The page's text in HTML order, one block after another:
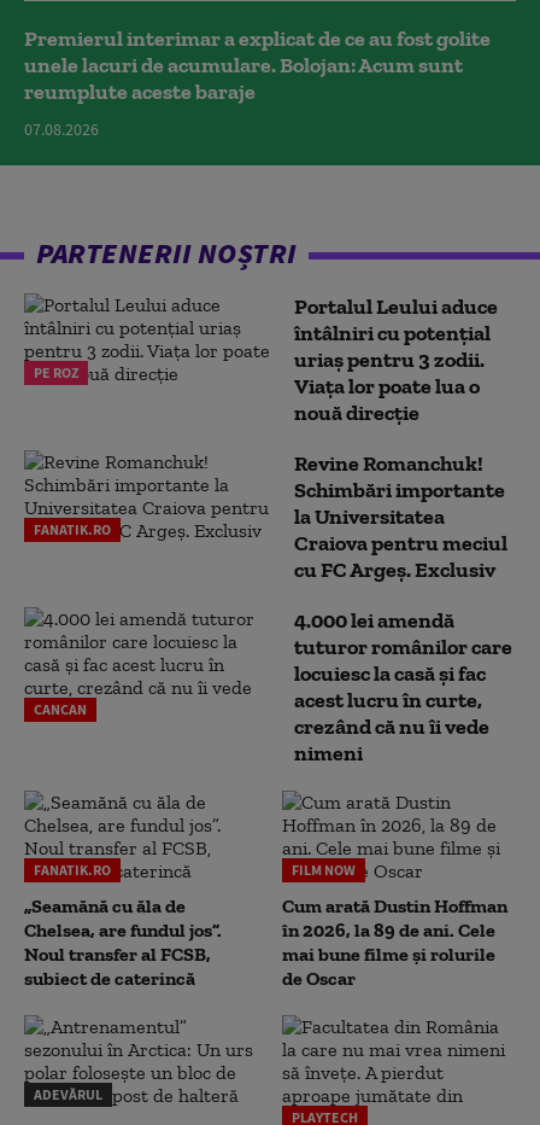
Premierul interimar a explicat de ce au fost golite
unele lacuri de acumulare. Bolojan: Acum sunt
reumplute aceste baraje
07.08.2026
PARTENERII NOȘTRI
PE ROZ
Portalul Leului aduce
întâlniri cu potențial
uriaș pentru 3 zodii.
Viața lor poate lua o
nouă direcție
FANATIK.RO
Revine Romanchuk!
Schimbări importante
la Universitatea
Craiova pentru meciul
cu FC Argeş. Exclusiv
CANCAN
4.000 lei amendă
tuturor românilor care
locuiesc la casă și fac
acest lucru în curte,
crezând că nu îi vede
nimeni
FANATIK.RO
„Seamănă cu ăla de
Chelsea, are fundul jos”.
Noul transfer al FCSB,
subiect de caterincă
FILM NOW
Cum arată Dustin Hoffman
în 2026, la 89 de ani. Cele
mai bune filme și rolurile
de Oscar
ADEVĂRUL
PLAYTECH